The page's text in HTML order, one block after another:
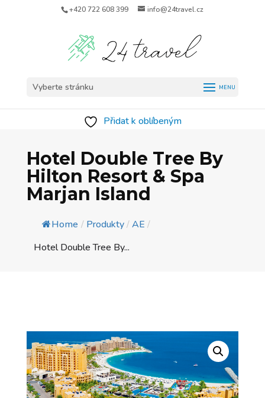
+420 722 608 399 info@24travel.cz
Vyberte stránku
Přidat k oblíbeným
Hotel Double Tree By
Hilton Resort & Spa
Marjan Island
Home / Produkty/AE /
Hotel Double Tree By...